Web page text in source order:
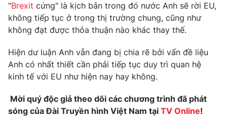
Phim VTV
Hậu trường
Nhân vật
Khán giả
Giải trí
Điện ảnh
Âm nhạc
Sao
Du lịch
Chất lượng cuộc sống
Giáo dục
Tuyển sinh
Học trực tuyến
Công nghệ
"Brexit cứng" là kịch bản trong đó nước Anh sẽ rời EU,
không tiếp tục ở trong thị trường chung, cũng như
không đạt được thỏa thuận nào khác thay thế.
Hiện dư luận Anh vẫn đang bị chia rẽ bởi vấn đề liệu
Anh có nhất thiết cần phải tiếp tục duy trì quan hệ
kinh tế với EU như hiện nay hay không.
Mời quý độc giả theo dõi các chương trình đã phát
sóng của Đài Truyền hình Việt Nam tại TV Online!